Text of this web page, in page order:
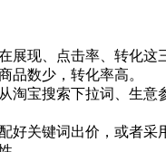
现、点击率、转化这
品数少，转化率高。
宝搜索下拉词、生意
关键词出价，或者采